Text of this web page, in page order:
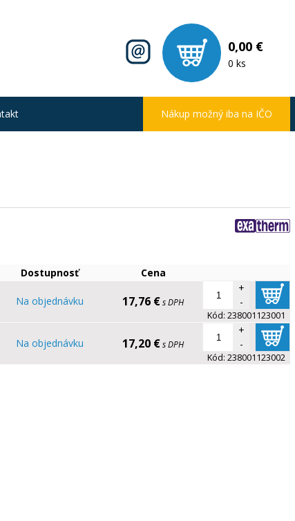
0,00 €
0 ks
Dostupnosť Cena
Na objednávku 17,76 €s DPH
+
-
Kód: 238001123001
Na objednávku 17,20 €s DPH
+
-
Kód: 238001123002
Nákup možný iba na IČO